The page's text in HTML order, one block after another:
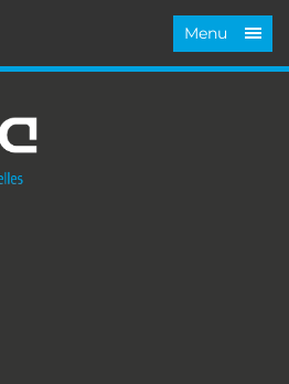
Menu